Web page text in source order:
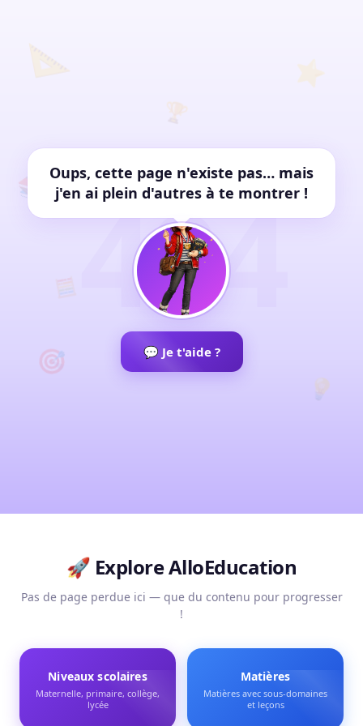
📐 ⭐
📚 ✏️
🎯
💡
🧮
🏆
404
Oups, cette page n'existe pas… mais
j'en ai plein d'autres à te montrer !
💬 Je t'aide ?
🚀 ExploreAlloEducation
Pas de page perdue ici — que du contenu pour progresser
!
Niveaux scolaires
Maternelle, primaire, collège,
lycée
Matières
Matières avec sous-domaines
et leçons